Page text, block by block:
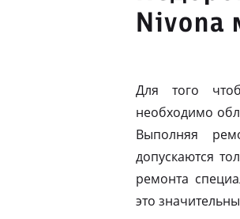
Nivona
Для того
необходимо
Выполняя
допускаются
ремонта
это